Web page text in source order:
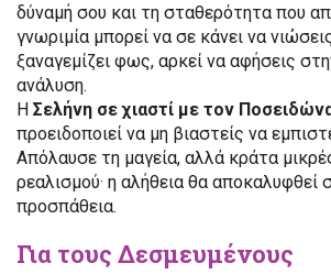
δύναμή σου και τη σταθερότητα που
γνωριμία μπορεί να σε κάνει να
ξαναγεμίζει φως, αρκεί να αφήσεις
ανάλυση.
Η Σελήνη σε χιαστί με τον
προειδοποιεί να μη βιαστείς να
Απόλαυσε τη μαγεία, αλλά κράτα
ρεαλισμού· η αλήθεια θα αποκαλυφθεί
προσπάθεια.
Για τους Δεσμευμένους